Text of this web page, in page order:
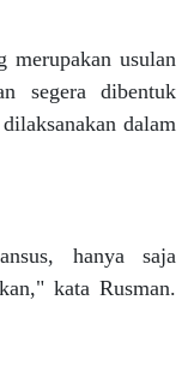
merupakan usulan
segera dibentuk
dalam
hanya saja
kata Rusman.